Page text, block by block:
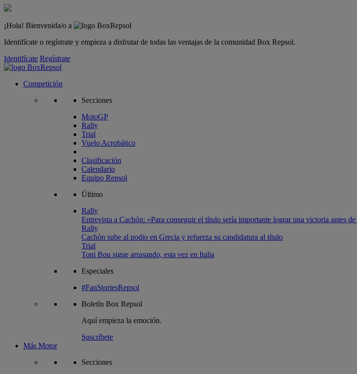
¡Hola! Bienvenida/o a
Identifícate o regístrate y empieza a disfrutar de todas las ventajas de la comunidad Box Repsol.
Identifícate Regístrate
Competición
Secciones
MotoGP
Rally
Trial
Vuelo Acrobático
Clasificación
Calendario
Equipo Repsol
Último
Rally
Entrevista a Cachón: «Para conseguir el título sería importante lograr una victoria antes
Rally
Cachón sube al podio en Grecia y refuerza su candidatura al título
Trial
Toni Bou sigue arrasando, esta vez en Italia
Especiales
#FanStoriesRepsol
Boletín Box Repsol
Aquí empieza la emoción.
Suscríbete
Más Motor
Secciones